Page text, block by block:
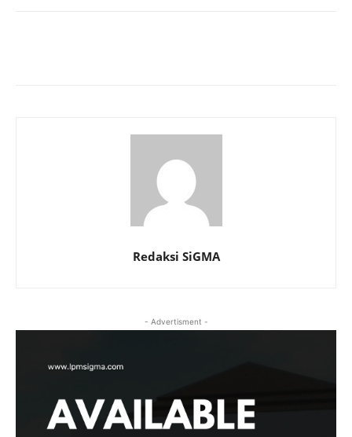
Redaksi SiGMA
- Advertisment -